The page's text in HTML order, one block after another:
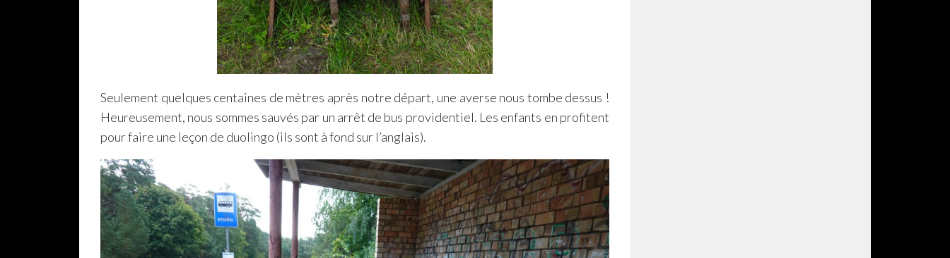
Seulement quelques centaines de mètres après notre départ, une averse nous tombe dessus !
Heureusement, nous sommes sauvés par un arrêt de bus providentiel. Les enfants en profitent
pour faire une leçon de duolingo (ils sont à fond sur l’anglais).